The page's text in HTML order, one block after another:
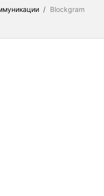
/ Blockgram